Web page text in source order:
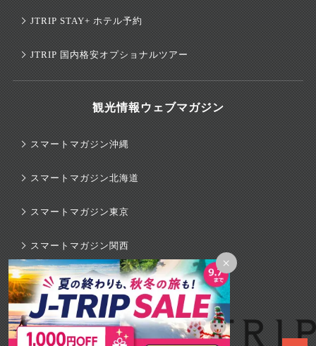
×
JTRIP STAY+ ホテル予約
JTRIP 国内格安オプショナルツアー
観光情報ウェブマガジン
スマートマガジン沖縄
スマートマガジン北海道
スマートマガジン東京
スマートマガジン関西
スマートマガジンハワイ
旅行のマニュアル